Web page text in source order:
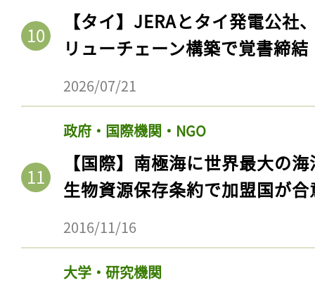
【タイ】JERAとタイ発電公社
リューチェーン構築で覚書締結
2026/07/21
政府・国際機関・NGO
【国際】南極海に世界最大の
生物資源保存条約で加盟国が合
2016/11/16
大学・研究機関
ログイン
会員登録